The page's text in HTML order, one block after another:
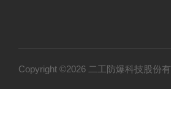
Copyright ©2026 二工防爆科技股份